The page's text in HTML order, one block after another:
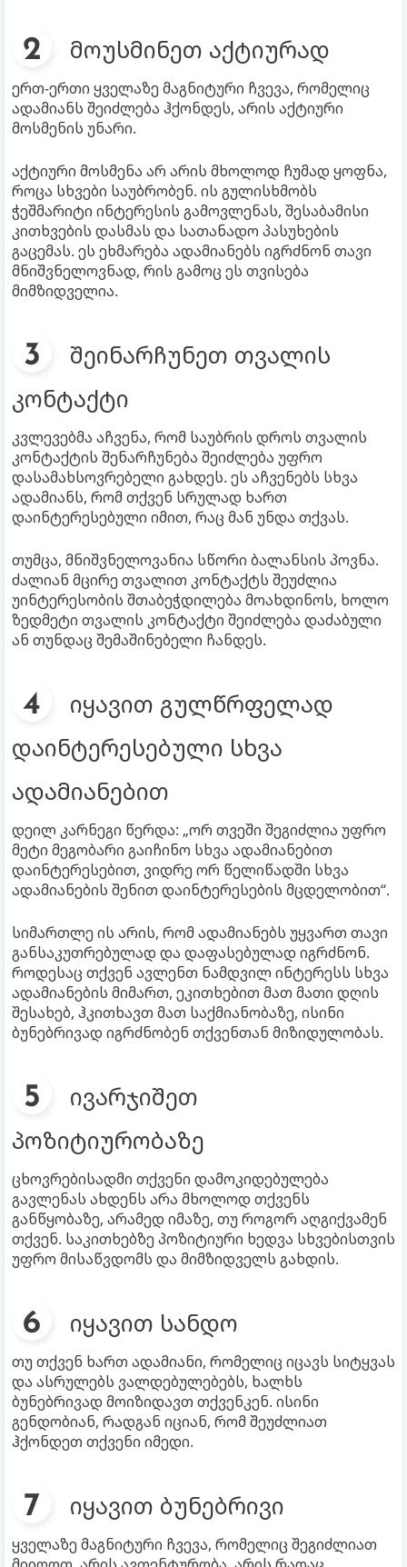
მოუსმინეთ აქტიურად
ერთ-ერთი ყველაზე მაგნიტური ჩვევა, რომელიც
ადამიანს შეიძლება ჰქონდეს, არის აქტიური
მოსმენის უნარი.
აქტიური მოსმენა არ არის მხოლოდ ჩუმად ყოფნა,
როცა სხვები საუბრობენ. ის გულისხმობს
ჭეშმარიტი ინტერესის გამოვლენას, შესაბამისი
კითხვების დასმას და სათანადო პასუხების
გაცემას. ეს ეხმარება ადამიანებს იგრძნონ თავი
მნიშვნელოვნად, რის გამოც ეს თვისება
მიმზიდველია.
შეინარჩუნეთ თვალის
კონტაქტი
კვლევებმა აჩვენა, რომ საუბრის დროს თვალის
კონტაქტის შენარჩუნება შეიძლება უფრო
დასამახსოვრებელი გახდეს. ეს აჩვენებს სხვა
ადამიანს, რომ თქვენ სრულად ხართ
დაინტერესებული იმით, რაც მან უნდა თქვას.
თუმცა, მნიშვნელოვანია სწორი ბალანსის პოვნა.
ძალიან მცირე თვალით კონტაქტს შეუძლია
უინტერესობის შთაბეჭდილება მოახდინოს, ხოლო
ზედმეტი თვალის კონტაქტი შეიძლება დაძაბული
ან თუნდაც შემაშინებელი ჩანდეს.
იყავით გულწრფელად
დაინტერესებული სხვა
ადამიანებით
დეილ კარნეგი წერდა: „ორ თვეში შეგიძლია უფრო
მეტი მეგობარი გაიჩინო სხვა ადამიანებით
დაინტერესებით, ვიდრე ორ წელიწადში სხვა
ადამიანების შენით დაინტერესების მცდელობით“.
სიმართლე ის არის, რომ ადამიანებს უყვართ თავი
განსაკუთრებულად და დაფასებულად იგრძნონ.
როდესაც თქვენ ავლენთ ნამდვილ ინტერესს სხვა
ადამიანების მიმართ, ეკითხებით მათ მათი დღის
შესახებ, ჰკითხავთ მათ საქმიანობაზე, ისინი
ბუნებრივად იგრძნობენ თქვენთან მიზიდულობას.
ივარჯიშეთ
პოზიტიურობაზე
ცხოვრებისადმი თქვენი დამოკიდებულება
გავლენას ახდენს არა მხოლოდ თქვენს
განწყობაზე, არამედ იმაზე, თუ როგორ აღგიქვამენ
თქვენ. საკითხებზე პოზიტიური ხედვა სხვებისთვის
უფრო მისაწვდომს და მიმზიდველს გახდის.
იყავით სანდო
თუ თქვენ ხართ ადამიანი, რომელიც იცავს სიტყვას
და ასრულებს ვალდებულებებს, ხალხს
ბუნებრივად მოიზიდავთ თქვენკენ. ისინი
გენდობიან, რადგან იციან, რომ შეუძლიათ
ჰქონდეთ თქვენი იმედი.
იყავით ბუნებრივი
ყველაზე მაგნიტური ჩვევა, რომელიც შეგიძლიათ